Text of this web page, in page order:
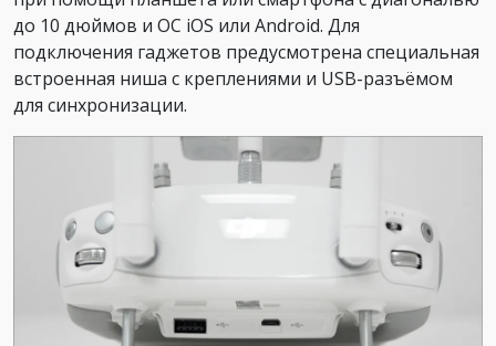
до 10 дюймов и ОС iOS или Android. Для
подключения гаджетов предусмотрена специальная
встроенная ниша с креплениями и USB-разъёмом
для синхронизации.